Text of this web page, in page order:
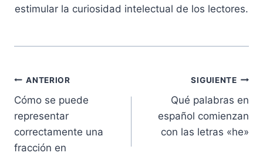
estimular la curiosidad intelectual de los lectores.
Navegación
de
entradas
ANTERIOR
Cómo se puede
representar
correctamente una
fracción en
SIGUIENTE
Qué palabras en
español comienzan
con las letras «he»